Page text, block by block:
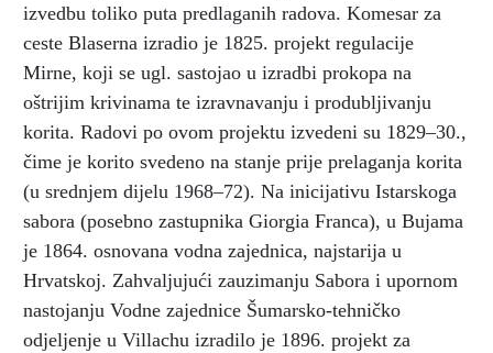
izvedbu toliko puta predlaganih radova. Komesar za
ceste Blaserna izradio je 1825. projekt regulacije
Mirne, koji se ugl. sastojao u izradbi prokopa na
oštrijim krivinama te izravnavanju i produbljivanju
korita. Radovi po ovom projektu izvedeni su 1829–30.,
čime je korito svedeno na stanje prije prelaganja korita
(u srednjem dijelu 1968–72). Na inicijativu Istarskoga
sabora (posebno zastupnika Giorgia Franca), u Bujama
je 1864. osnovana vodna zajednica, najstarija u
Hrvatskoj. Zahvaljujući zauzimanju Sabora i upornom
nastojanju Vodne zajednice Šumarsko-tehničko
odjeljenje u Villachu izradilo je 1896. projekt za